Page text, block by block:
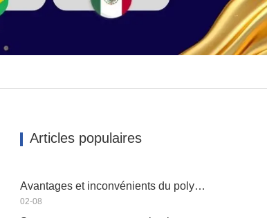
Articles populaires
Avantages et inconvénients du polyéthylène HAUTE DENSITÉ PEHD
02-08